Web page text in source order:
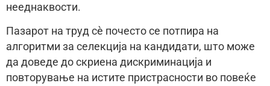
нееднаквости.
Пазарот на труд сè почесто се потпира на
алгоритми за селекција на кандидати, што може
да доведе до скриена дискриминација и
повторување на истите пристрасности во повеќе